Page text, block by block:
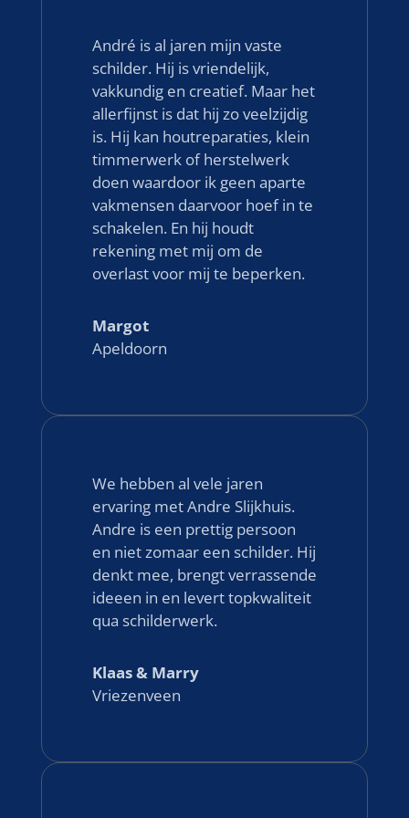
André is al jaren mijn vaste
schilder. Hij is vriendelijk,
vakkundig en creatief. Maar het
allerfijnst is dat hij zo veelzijdig
is. Hij kan houtreparaties, klein
timmerwerk of herstelwerk
doen waardoor ik geen aparte
vakmensen daarvoor hoef in te
schakelen. En hij houdt
rekening met mij om de
overlast voor mij te beperken.
Margot
Apeldoorn
We hebben al vele jaren
ervaring met Andre Slijkhuis.
Andre is een prettig persoon
en niet zomaar een schilder. Hij
denkt mee, brengt verrassende
ideeen in en levert topkwaliteit
qua schilderwerk.
Klaas & Marry
Vriezenveen